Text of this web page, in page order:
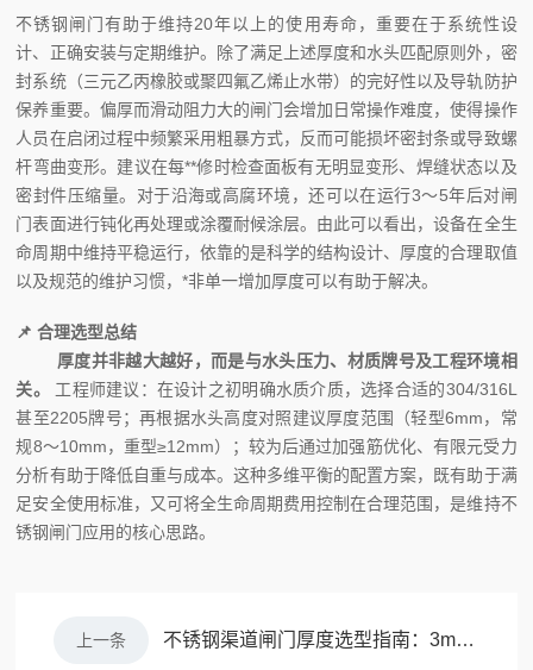
不锈钢闸门有助于维持20年以上的使用寿命，重要在于系统性设
计、正确安装与定期维护。除了满足上述厚度和水头匹配原则外，密
封系统（三元乙丙橡胶或聚四氟乙烯止水带）的完好性以及导轨防护
保养重要。偏厚而滑动阻力大的闸门会增加日常操作难度，使得操作
人员在启闭过程中频繁采用粗暴方式，反而可能损坏密封条或导致螺
杆弯曲变形。建议在每**修时检查面板有无明显变形、焊缝状态以及
密封件压缩量。对于沿海或高腐环境，还可以在运行3～5年后对闸
门表面进行钝化再处理或涂覆耐候涂层。由此可以看出，设备在全生
命周期中维持平稳运行，依靠的是科学的结构设计、厚度的合理取值
以及规范的维护习惯，*非单一增加厚度可以有助于解决。
📌合理选型总结
厚度并非越大越好，而是与水头压力、材质牌号及工程环境相
关。
工程师建议：在设计之初明确水质介质，选择合适的304/316L
甚至2205牌号；再根据水头高度对照建议厚度范围（轻型6mm，常
规8～10mm，重型≥12mm）；较为后通过加强筋优化、有限元受力
分析有助于降低自重与成本。这种多维平衡的配置方案，既有助于满
足安全使用标准，又可将全生命周期费用控制在合理范围，是维持不
锈钢闸门应用的核心思路。
上一条 不锈钢渠道闸门厚度选型指南：3mm-10mm如何科学确定